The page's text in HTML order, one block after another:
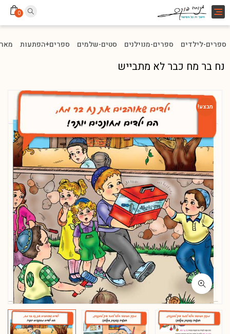
Toggle
navigation
0
ספרים-לילדים ספרים-מנוילנים סטים-שלמים ספרים+הפתעות
נח בר מח כבר לא מתבייש
מבצע!